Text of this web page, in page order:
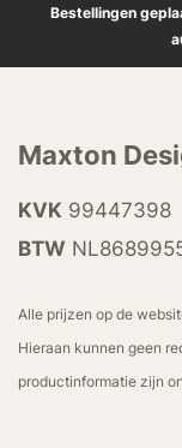
Bestellingen
Maxton
KVK 99447398
BTW
Alle prijzen op de
Hieraan kunnen geen
productinformatie zijn